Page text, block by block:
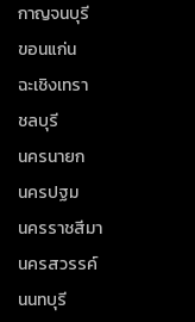
กาญจนบุรี
ขอนแก่น
ฉะเชิงเทรา
ชลบุรี
นครนายก
นครปฐม
นครราชสีมา
นครสวรรค์
นนทบุรี